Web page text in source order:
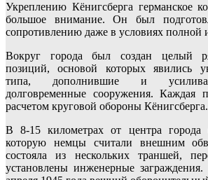
Укреплению Кёнигсберга германское
большое внимание. Он был
сопротивлению даже в условиях полной
Вокруг города был создан целый
позиций, основой которых явились
типа, дополнившие и
долговременные сооружения. Каждая
расчетом круговой обороны Кёнигсберга.
В 8-15 километрах от центра города
которую немцы считали внешним
состояла из нескольких траншей,
установлены инженерные